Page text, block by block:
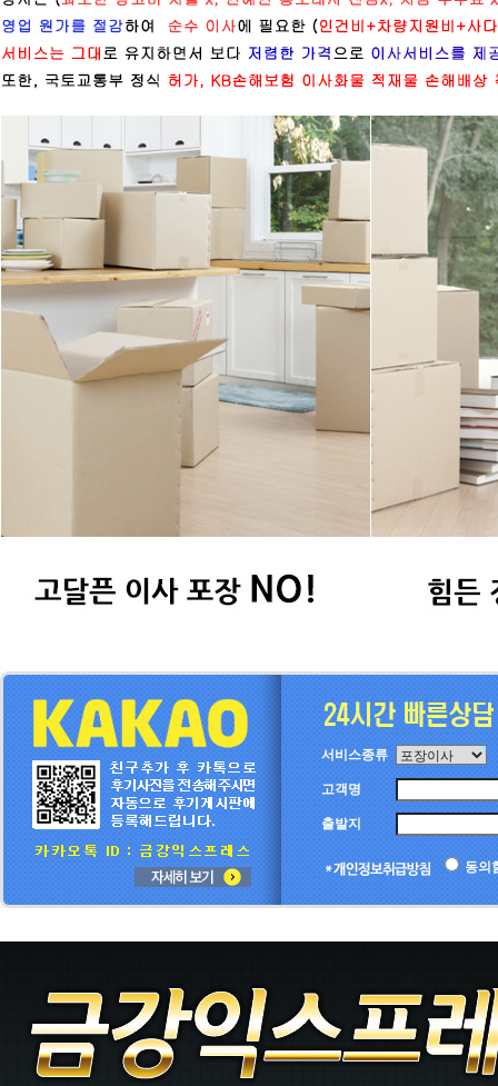
서비스종류
고객명
출발지
동의